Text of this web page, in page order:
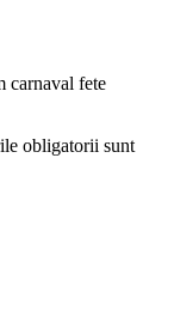
carnaval fete
obligatorii sunt